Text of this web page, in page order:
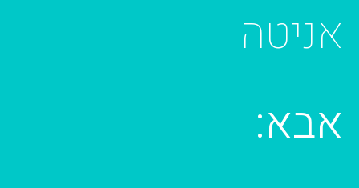
אניטה
אבא: